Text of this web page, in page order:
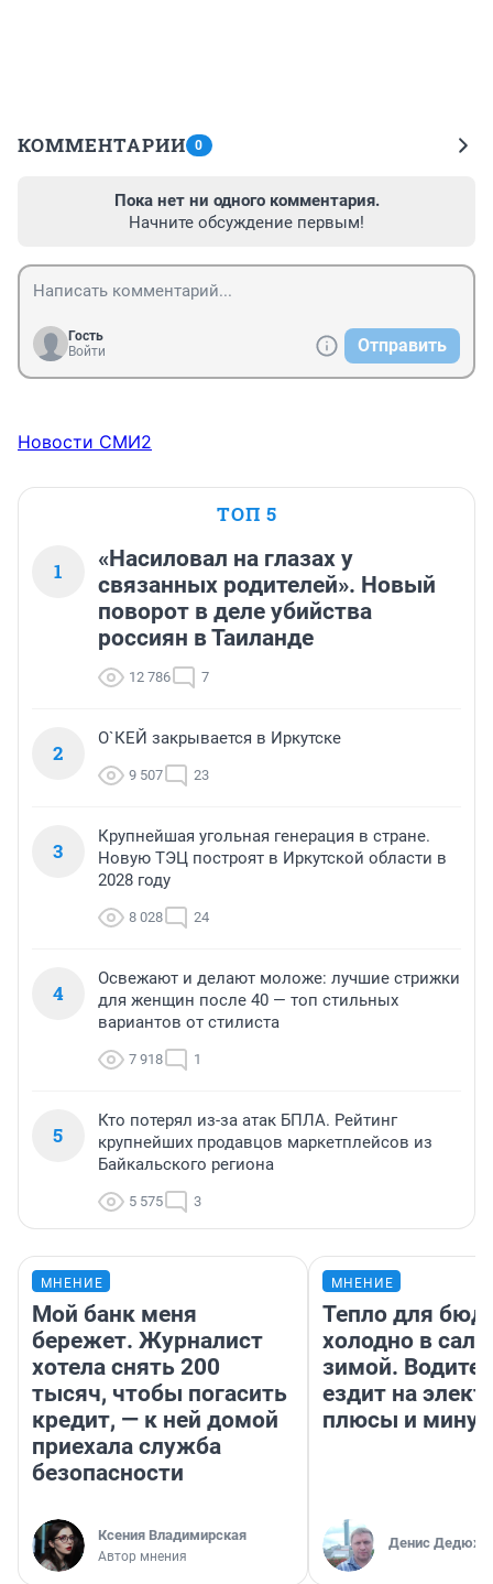
КОММЕНТАРИИ 0
Пока нет ни одного комментария.
Начните обсуждение первым!
Гость
Войти
Отправить
Новости СМИ2
ТОП 5
1
«Насиловал на глазах у
связанных родителей». Новый
поворот в деле убийства
россиян в Таиланде
12 786 7
2
О`КЕЙ закрывается в Иркутске
9 507 23
3
Крупнейшая угольная генерация в стране.
Новую ТЭЦ построят в Иркутской области в
2028 году
8 028 24
4
Освежают и делают моложе: лучшие стрижки
для женщин после 40 — топ стильных
вариантов от стилиста
7 918 1
5
Кто потерял из-за атак БПЛА. Рейтинг
крупнейших продавцов маркетплейсов из
Байкальского региона
5 575 3
МНЕНИЕ
Мой банк меня
бережет. Журналист
хотела снять 200
тысяч, чтобы погасить
кредит, — к ней домой
приехала служба
безопасности
Ксения Владимирская
Автор мнения
МНЕНИЕ
Тепло для
холодно в
зимой.
ездит на
плюсы и
Денис